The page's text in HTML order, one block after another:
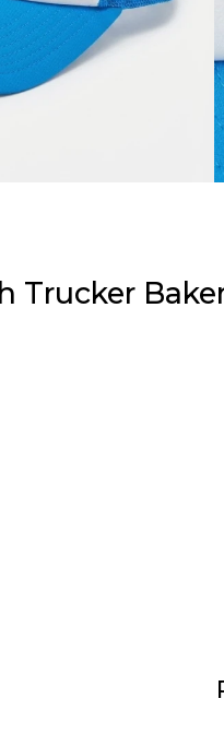
Trucker